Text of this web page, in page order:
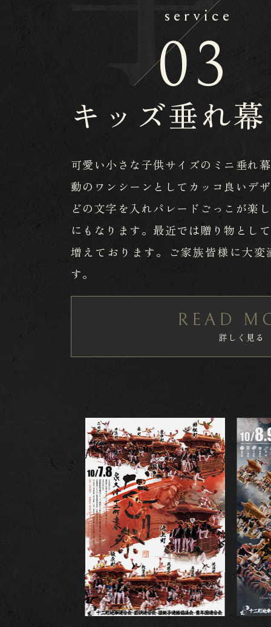
service
03
キッズ垂れ幕
可愛い小さな子供サイズのミニ垂れ
動のワンシーンとしてカッコ良いデ
どの文字を入れパレードごっこが楽
にもなります。最近では贈り物とし
増えております。ご家族皆様に大
す。
READ
詳しく見る